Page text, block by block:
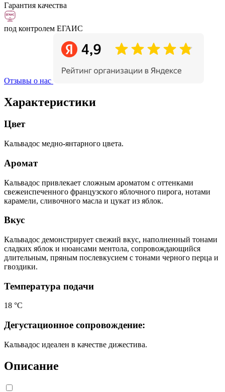
Гарантия качества
под контролем ЕГАИС
Отзывы о нас
Характеристики
Цвет
Кальвадос медно-янтарного цвета.
Аромат
Кальвадос привлекает сложным ароматом с оттенками
свежеиспеченного французского яблочного пирога, нотами
карамели, сливочного масла и цукат из яблок.
Вкус
Кальвадос демонстрирует свежий вкус, наполненный тонами
сладких яблок и нюансами ментола, сопровождающийся
длительным, пряным послевкусием с тонами черного перца и
гвоздики.
Температура подачи
18 °С
Дегустационное сопровождение:
Кальвадос идеален в качестве дижестива.
Описание